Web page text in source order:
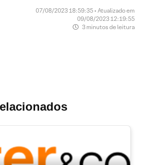
07/08/2023 18:59:35 • Atualizado em
09/08/2023 12:19:55
3 minutos de leitura